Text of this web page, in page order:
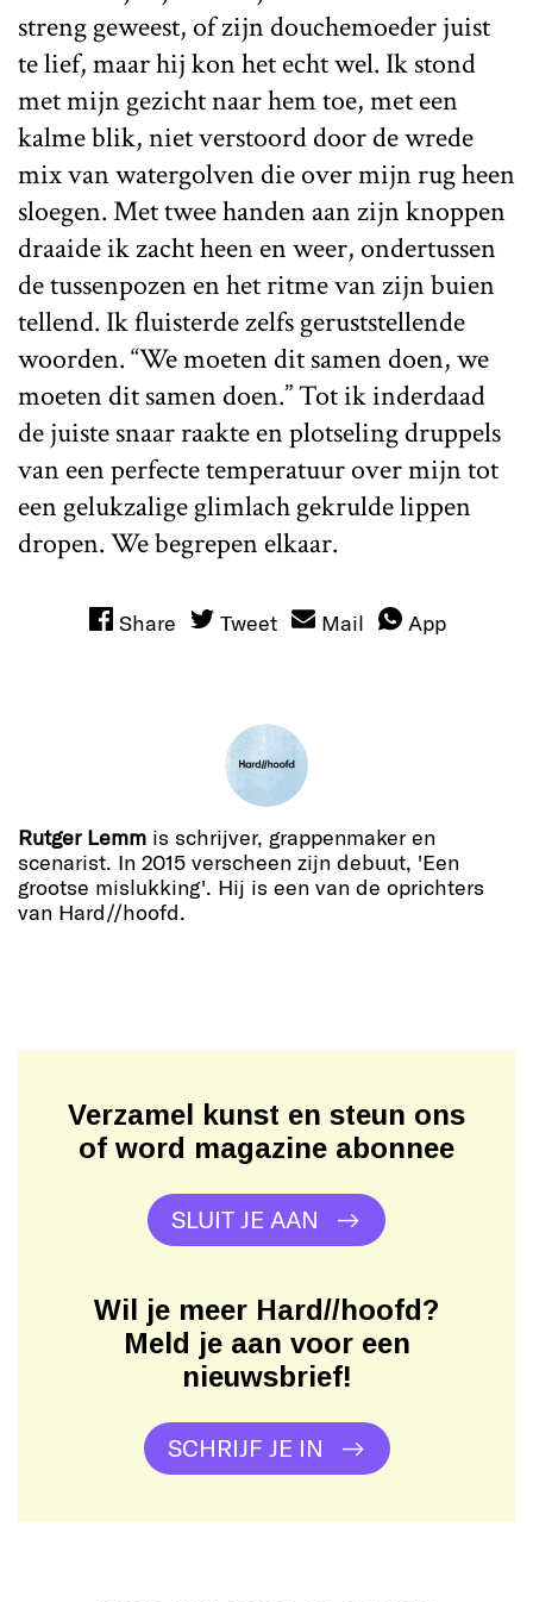
streng geweest, of zijn douchemoeder juist
te lief, maar hij kon het echt wel. Ik stond
met mijn gezicht naar hem toe, met een
kalme blik, niet verstoord door de wrede
mix van watergolven die over mijn rug heen
sloegen. Met twee handen aan zijn knoppen
draaide ik zacht heen en weer, ondertussen
de tussenpozen en het ritme van zijn buien
tellend. Ik fluisterde zelfs geruststellende
woorden. “We moeten dit samen doen, we
moeten dit samen doen.” Tot ik inderdaad
de juiste snaar raakte en plotseling druppels
van een perfecte temperatuur over mijn tot
een gelukzalige glimlach gekrulde lippen
dropen. We begrepen elkaar.
Share Tweet Mail App
Rutger Lemm is schrijver, grappenmaker en
scenarist. In 2015 verscheen zijn debuut, 'Een
grootse mislukking'. Hij is een van de oprichters
van Hard//hoofd.
Verzamel kunst en steun ons
of word magazine abonnee
SLUIT JE AAN
Wil je meer Hard//hoofd?
Meld je aan voor een
nieuwsbrief!
SCHRIJF JE IN